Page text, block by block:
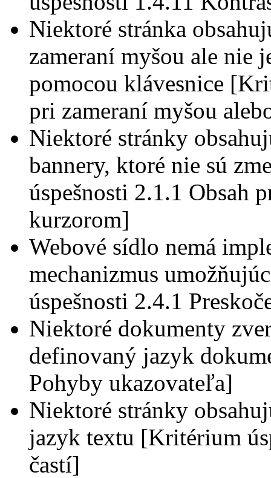
Niektoré stránka
zameraní myšou ale nie
pomocou klávesnice
pri zameraní myšou
Niektoré stránky
bannery, ktoré nie sú
úspešnosti 2.1.1 Obsah
kurzorom]
Webové sídlo nemá
mechanizmus
úspešnosti 2.4.1
Niektoré dokumenty
definovaný jazyk
Pohyby ukazovateľa]
Niektoré stránky
jazyk textu [Kritérium
častí]